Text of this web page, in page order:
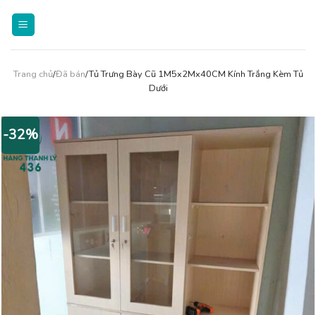
Trang chủ/Đã bán/Tủ Trưng Bày Cũ 1M5x2Mx40CM Kính Trắng Kèm Tủ
Dưới
-32%